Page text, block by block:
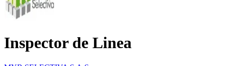
Inspector de Linea